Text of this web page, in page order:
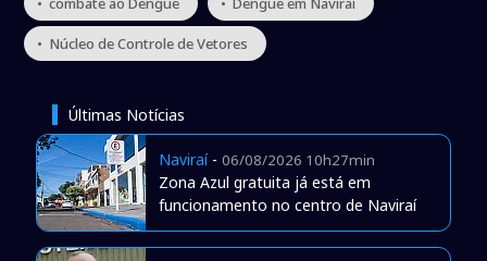
• Núcleo de Controle de Vetores
Últimas Notícias
Naviraí- 06/08/2026 10h27min
Zona Azul gratuita já está em
funcionamento no centro de Naviraí